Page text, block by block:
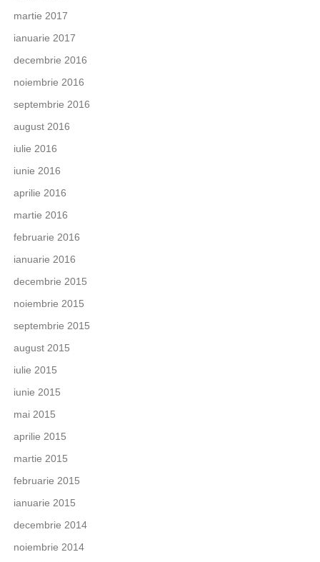
martie 2017
ianuarie 2017
decembrie 2016
noiembrie 2016
septembrie 2016
august 2016
iulie 2016
iunie 2016
aprilie 2016
martie 2016
februarie 2016
ianuarie 2016
decembrie 2015
noiembrie 2015
septembrie 2015
august 2015
iulie 2015
iunie 2015
mai 2015
aprilie 2015
martie 2015
februarie 2015
ianuarie 2015
decembrie 2014
noiembrie 2014